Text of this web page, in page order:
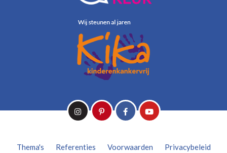
Thema's Referenties Voorwaarden Privacybeleid